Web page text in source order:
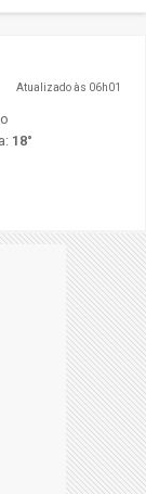
Atualizado às 06h01
18°